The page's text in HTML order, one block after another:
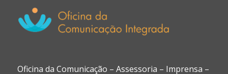
Oficina da Comunicação – Assessoria – Imprensa –